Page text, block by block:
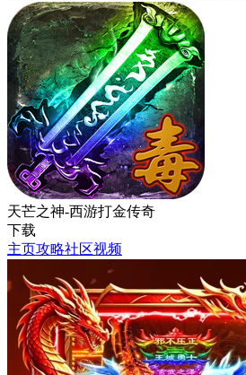
天芒之神-西游打金传奇
下载
主页攻略社区视频